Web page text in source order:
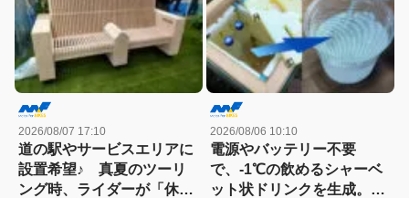
THE NORTH FACEやアデ
ィダスetc.
2026/08/07 17:10
道の駅やサービスエリアに
設置希望♪ 真夏のツーリ
ング時、ライダーが「休憩
2026/08/06 10:10
電源やバッテリー不要
で、-1℃の飲めるシャーベ
ット状ドリンクを生成。現